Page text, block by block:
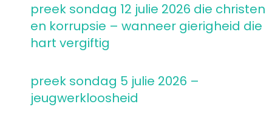
preek sondag 12 julie 2026 die christen
en korrupsie – wanneer gierigheid die
hart vergiftig
preek sondag 5 julie 2026 –
jeugwerkloosheid